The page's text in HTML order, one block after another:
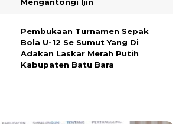
Pembukaan Turnamen Sepak
Bola U-12 Se Sumut Yang Di
Adakan Laskar Merah Putih
Kabupaten Batu Bara